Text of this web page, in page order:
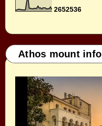
2652536
Athos mount info